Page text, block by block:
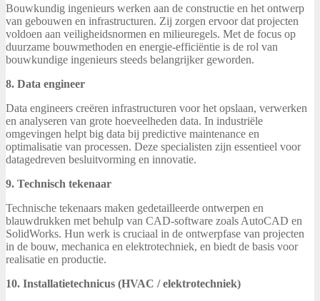
Bouwkundig ingenieurs werken aan de constructie en het ontwerp
van gebouwen en infrastructuren. Zij zorgen ervoor dat projecten
voldoen aan veiligheidsnormen en milieuregels. Met de focus op
duurzame bouwmethoden en energie-efficiëntie is de rol van
bouwkundige ingenieurs steeds belangrijker geworden.
8. Data engineer
Data engineers creëren infrastructuren voor het opslaan, verwerken
en analyseren van grote hoeveelheden data. In industriële
omgevingen helpt big data bij predictive maintenance en
optimalisatie van processen. Deze specialisten zijn essentieel voor
datagedreven besluitvorming en innovatie.
9. Technisch tekenaar
Technische tekenaars maken gedetailleerde ontwerpen en
blauwdrukken met behulp van CAD-software zoals AutoCAD en
SolidWorks. Hun werk is cruciaal in de ontwerpfase van projecten
in de bouw, mechanica en elektrotechniek, en biedt de basis voor
realisatie en productie.
10. Installatietechnicus (HVAC / elektrotechniek)